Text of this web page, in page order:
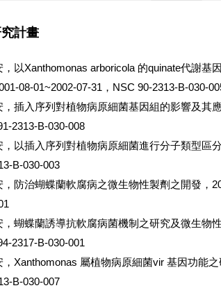
計畫
，以Xanthomonas arboricola 的quinate代謝基
08-01~2002-07-31，NSC 90-2313-B-030-
，插入序列對植物病原細菌基因組的影響及其
2313-B-030-008
，以插入序列對植物病原細菌進行分子類型區
B-030-003
，防治蝴蝶蘭軟腐病之微生物性製劑之開發，
，蝴蝶蘭誘導抗軟腐病菌機制之研究及微生物
2317-B-030-001
，Xanthomonas 屬植物病原細菌vir 基因功能
B-030-007